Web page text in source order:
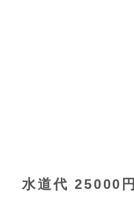
水道代 25000円